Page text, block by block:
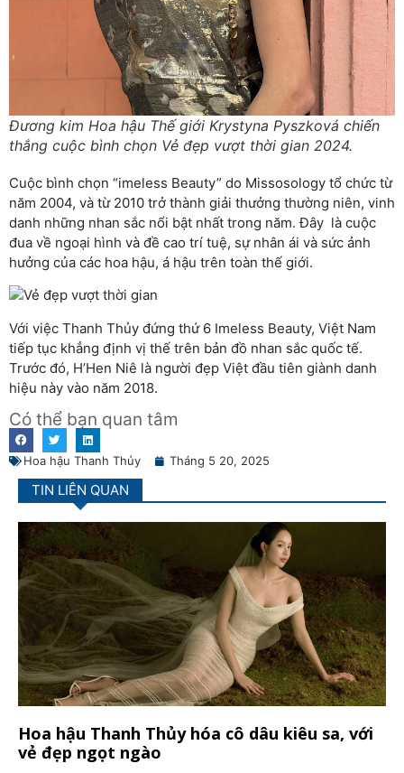
Đương kim Hoa hậu Thế giới Krystyna Pyszková chiến
thắng cuộc bình chọn Vẻ đẹp vượt thời gian 2024.
Cuộc bình chọn “imeless Beauty” do Missosology tổ chức từ
năm 2004, và từ 2010 trở thành giải thưởng thường niên, vinh
danh những nhan sắc nổi bật nhất trong năm. Đây là cuộc
đua về ngoại hình và đề cao trí tuệ, sự nhân ái và sức ảnh
hưởng của các hoa hậu, á hậu trên toàn thế giới.
Với việc Thanh Thủy đứng thứ 6 Imeless Beauty, Việt Nam
tiếp tục khẳng định vị thế trên bản đồ nhan sắc quốc tế.
Trước đó, H’Hen Niê là người đẹp Việt đầu tiên giành danh
hiệu này vào năm 2018.
Có thể bạn quan tâm
Hoa hậu Thanh Thủy Tháng 5 20, 2025
TIN LIÊN QUAN
Hoa hậu Thanh Thủy hóa cô dâu kiêu sa, với
vẻ đẹp ngọt ngào